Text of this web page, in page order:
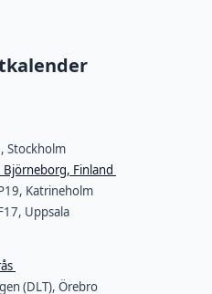
Stockholm
Finland
Katrineholm
Uppsala
(DLT), Örebro